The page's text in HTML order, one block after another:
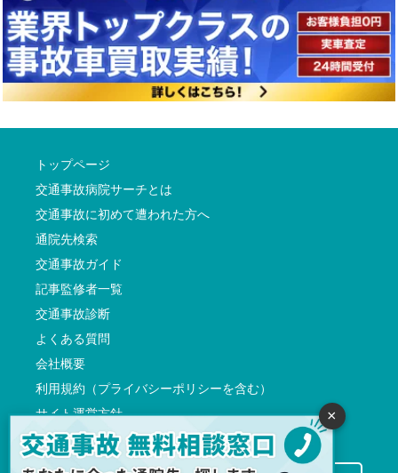
トップページ
交通事故病院サーチとは
交通事故に初めて遭われた方へ
通院先検索
交通事故ガイド
記事監修者一覧
交通事故診断
よくある質問
会社概要
利用規約（プライバシーポリシーを含む）
サイト運営方針
反社会的勢力に対する基本方針
×